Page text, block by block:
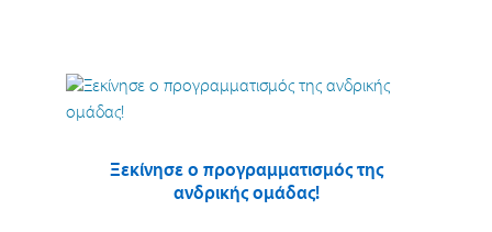
Ξεκίνησε ο προγραμματισμός της
ανδρικής ομάδας!